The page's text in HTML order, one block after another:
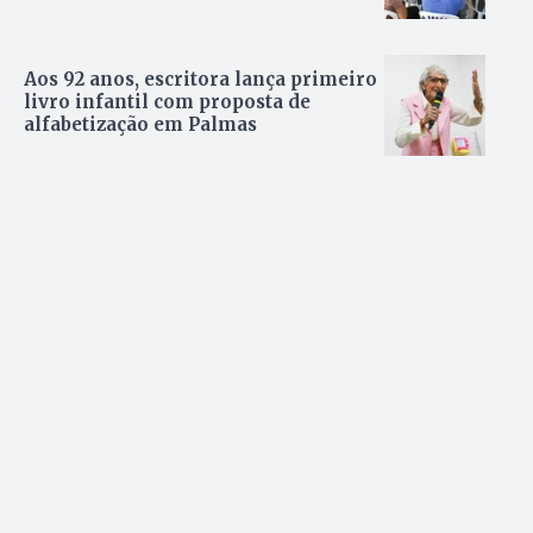
Aos 92 anos, escritora lança primeiro
livro infantil com proposta de
alfabetização em Palmas